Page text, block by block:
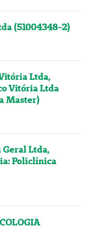
(51004348-2)
Ltda,
Vitória Ltda
Master)
Ltda,
Policlínica